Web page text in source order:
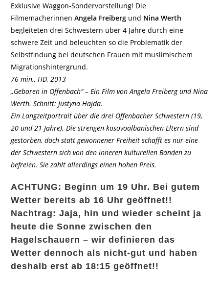
Exklusive Waggon-Sondervorstellung! Die
FilmemacherinnenAngela Freiberg und Nina Werth
begleiteten drei Schwestern über 4 Jahre durch eine
schwere Zeit und beleuchten so die Problematik der
Selbstfindung bei deutschen Frauen mit muslimischem
Migrationshintergrund.
76 min., HD, 2013
„Geboren in Offenbach“ – Ein Film von Angela Freiberg und Nina
Werth. Schnitt: Justyna Hajda.
Ein Langzeitportrait über die drei Offenbacher Schwestern (19,
20 und 21 Jahre). Die strengen kosovoalbanischen Eltern sind
gestorben, doch statt gewonnener Freiheit schafft es nur eine
der Schwestern sich von den inneren kulturellen Banden zu
befreien. Sie zahlt allerdings einen hohen Preis.
ACHTUNG: Beginn um 19 Uhr. Bei gutem
Wetter bereits ab 16 Uhr geöffnet!!
Nachtrag: Jaja, hin und wieder scheint ja
heute die Sonne zwischen den
Hagelschauern – wir definieren das
Wetter dennoch als nicht-gut und haben
deshalb erst ab 18:15 geöffnet!!